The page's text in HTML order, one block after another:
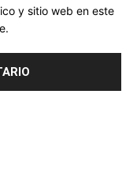
y sitio web en este